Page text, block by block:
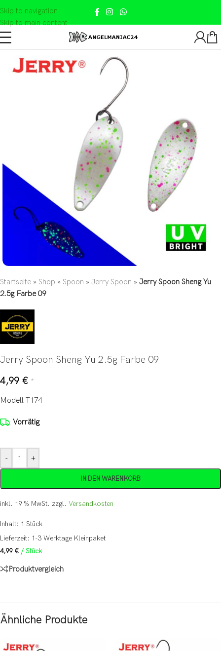
Skip to navigation
Skip to main content
Startseite » Shop » Spoon » Jerry Spoon » Jerry Spoon Sheng Yu
2.5g Farbe 09
Jerry Spoon Sheng Yu 2.5g Farbe 09
4,99 € *
Modell T174
Vorrätig
- +
IN DEN WARENKORB
inkl. 19 % MwSt. zzgl. Versandkosten
Inhalt: 1 Stück
Lieferzeit: 1-3 Werktage Kleinpaket
4,99 € / Stück
Produktvergleich
Ähnliche Produkte